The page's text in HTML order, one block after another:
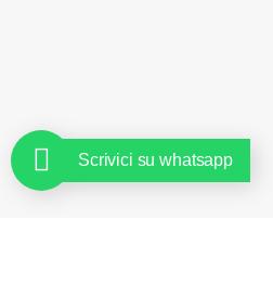
Scrivici su whatsapp